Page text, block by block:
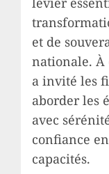
et de
nationale. À
a invité les
aborder les
avec
confiance
capacités.